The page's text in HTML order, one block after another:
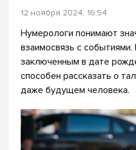
12 ноября 2024, 16:54
Нумерологи понимают
взаимосвязь с
заключенным в дате
способен рассказать о
даже будущем человека.